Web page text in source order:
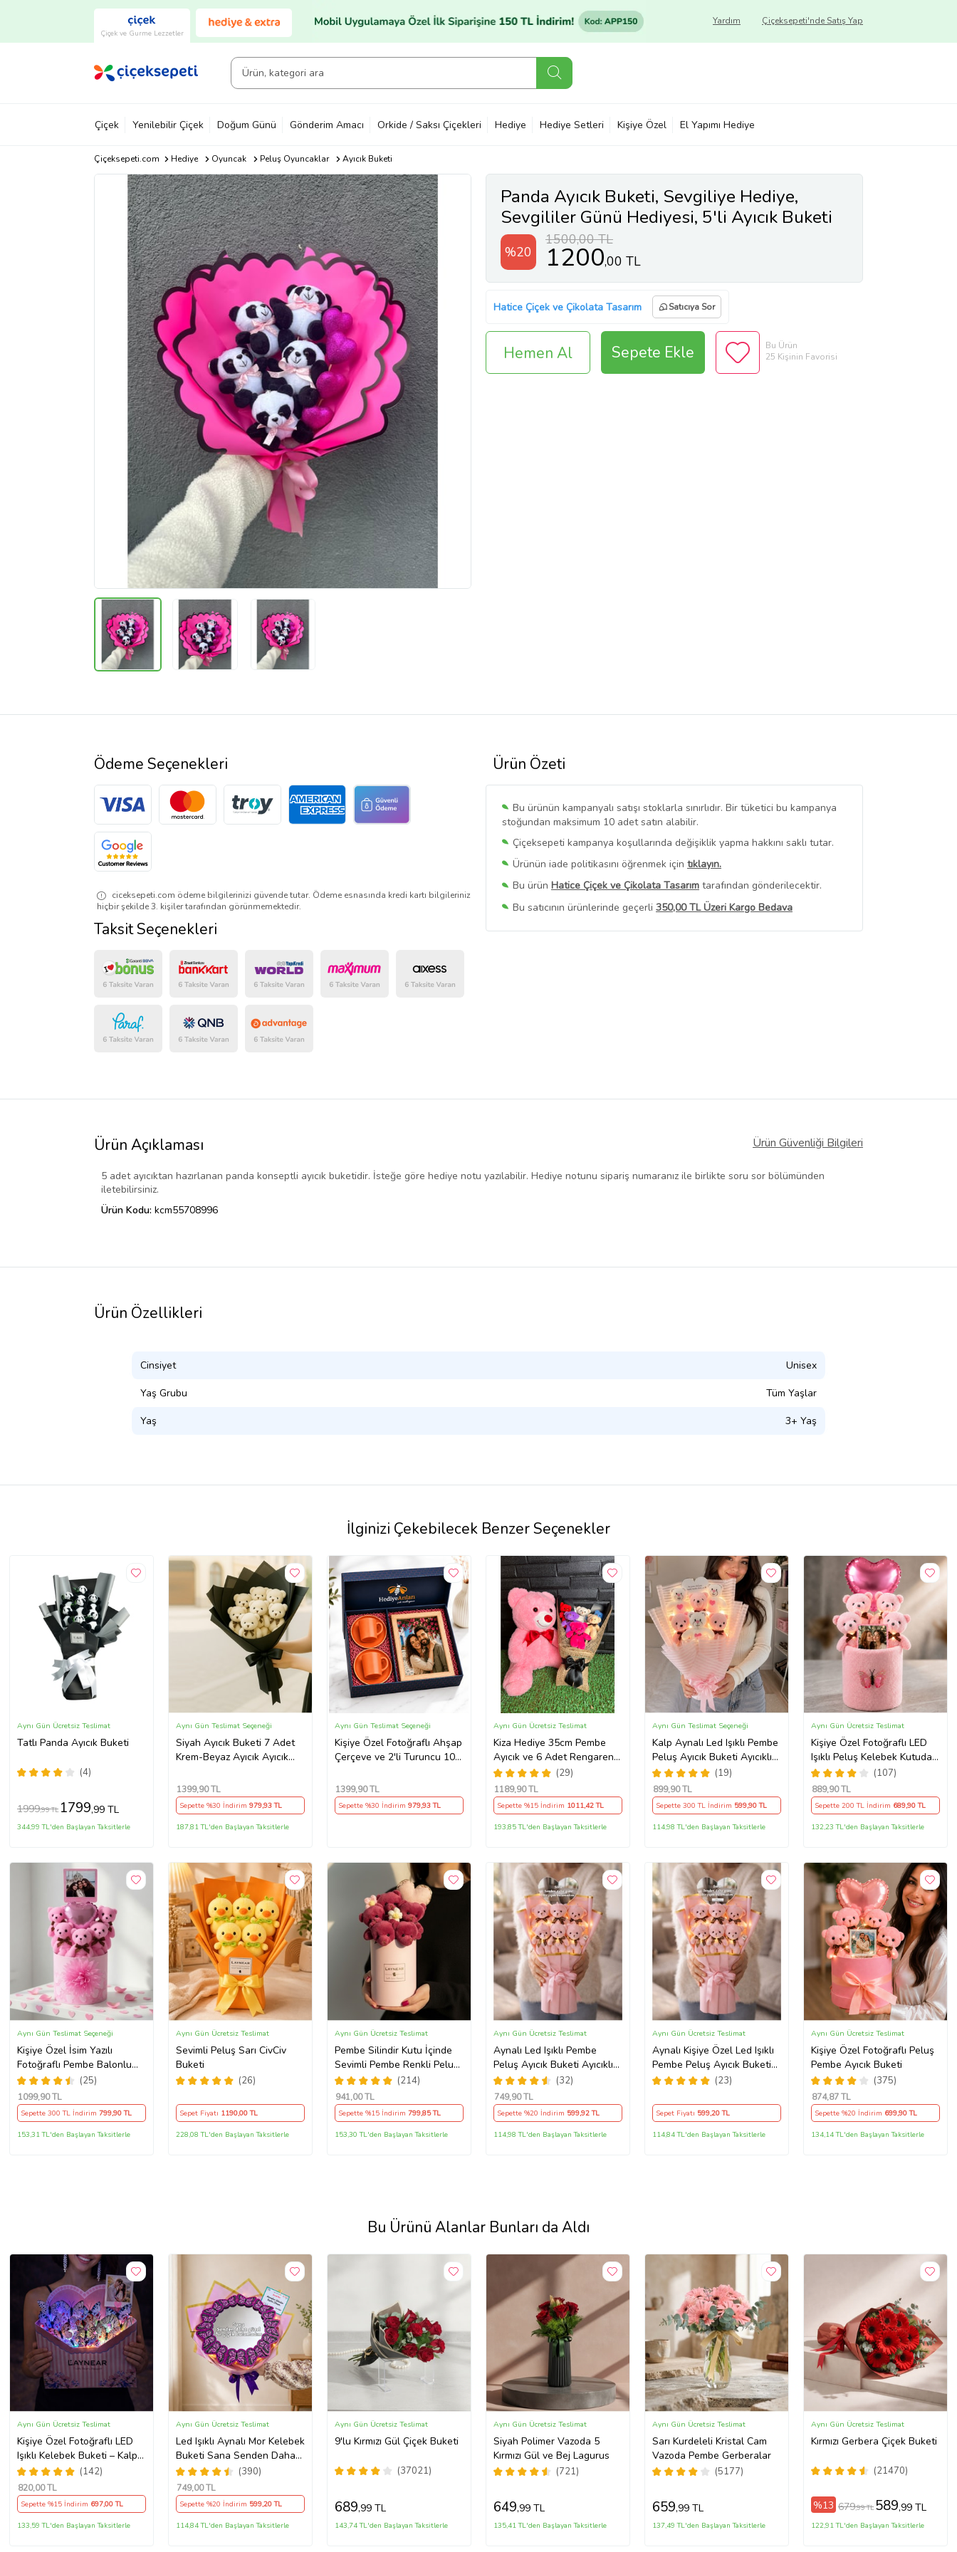
Çiçek ve Gurme Lezzetler
Çiçeksepeti'nde Satış Yap
Yardım
Çiçek Yenilebilir Çiçek Doğum Günü Gönderim Amacı Orkide / Saksı Çiçekleri Hediye Hediye Setleri Kişiye Özel El Yapımı Hediye
Çiçeksepeti.com Hediye Oyuncak Peluş Oyuncaklar Ayıcık Buketi
Panda Ayıcık Buketi, Sevgiliye Hediye,
Sevgililer Günü Hediyesi, 5'li Ayıcık Buketi
%20
1500,00 TL
1200,00 TL
Hatice Çiçek ve Çikolata Tasarım Satıcıya Sor
Hemen Al Sepete Ekle
Bu Ürün
25 Kişinin Favorisi
Ürün Özeti
Bu ürünün kampanyalı satışı stoklarla sınırlıdır. Bir tüketici bu kampanya
stoğundan maksimum 10 adet satın alabilir.
Çiçeksepeti kampanya koşullarında değişiklik yapma hakkını saklı tutar.
Ürünün iade politikasını öğrenmek için tıklayın.
Bu ürün Hatice Çiçek ve Çikolata Tasarım tarafından gönderilecektir.
Bu satıcının ürünlerinde geçerli 350,00 TL Üzeri Kargo Bedava
Bu SatıcınınTüm Ürünlerini Görüntüle
Ödeme Seçenekleri
ciceksepeti.com ödeme bilgilerinizi güvende tutar. Ödeme esnasında kredi kartı bilgileriniz
hiçbir şekilde 3. kişiler tarafından görünmemektedir.
Taksit Seçenekleri
Ürün Açıklaması Ürün Güvenliği Bilgileri
5 adet ayıcıktan hazırlanan panda konseptli ayıcık buketidir. İsteğe göre hediye notu yazılabilir. Hediye notunu sipariş numaranız ile birlikte soru sor bölümünden
iletebilirsiniz.
Ürün Kodu: kcm55708996
Ürün Özellikleri
Cinsiyet Unisex
Yaş Grubu Tüm Yaşlar
Yaş 3+ Yaş
İlginizi Çekebilecek Benzer Seçenekler
Tatlı Panda Ayıcık Buketi
(4)
Aynı Gün Ücretsiz Teslimat
1999,99 TL 1799,99 TL
344,99 TL'den Başlayan Taksitlerle
Siyah Ayıcık Buketi 7 Adet
Krem-Beyaz Ayıcık Ayıcık
Hediyelik Peluş Ayı Buketi
Romantik Sürpriz
Aynı Gün Teslimat Seçeneği
1399,90 TL
Sepette %30 İndirim 979,93 TL
187,81 TL'den Başlayan Taksitlerle
Kişiye Özel Fotoğraflı Ahşap
Çerçeve ve 2'li Turuncu 100
Hediye Seti
Aynı Gün Teslimat Seçeneği
1399,90 TL
Sepette %30 İndirim 979,93 TL
Kiza Hediye 35cm Pembe
Ayıcık ve 6 Adet Rengarenk
Ayıcıklı Ayıcık Buketi -
Sevgiliye Hediye - Yılbaşı
(29)
Aynı Gün Ücretsiz Teslimat
1189,90 TL
Sepette %15 İndirim 1011,42 TL
193,85 TL'den Başlayan Taksitlerle
Kalp Aynalı Led Işıklı Pembe
Peluş Ayıcık Buketi Ayıcıklı
Peluş Buket Çiçek Buketi
Arkadaşa Sevgiliye Hediye
(19)
Aynı Gün Teslimat Seçeneği
899,90 TL
Sepette 300 TL İndirim 599,90 TL
114,98 TL'den Başlayan Taksitlerle
Kişiye Özel Fotoğraflı LED
Işıklı Peluş Kelebek Kutuda
Balonlu Pembe Ayıcık Buketi
– Sevgiliye, Kıza, Arkadaşa
Hediye
(107)
Aynı Gün Ücretsiz Teslimat
889,90 TL
Sepette 200 TL İndirim 689,90 TL
132,23 TL'den Başlayan Taksitlerle
Kişiye Özel İsim Yazılı
Fotoğraflı Pembe Balonlu
Ayıcık Buketi Hediye
Kutusunda Arkadaşa
Sevgiliye Hediye
(25)
Aynı Gün Teslimat Seçeneği
1099,90 TL
Sepette 300 TL İndirim 799,90 TL
153,31 TL'den Başlayan Taksitlerle
Sevimli Peluş Sarı CivCiv
Buketi
(26)
Aynı Gün Ücretsiz Teslimat
Sepet Fiyatı 1190,00 TL
228,08 TL'den Başlayan Taksitlerle
Pembe Silindir Kutu İçinde
Sevimli Pembe Renkli Peluş
Ayıcıklar Kalp Yastık
(214)
Aynı Gün Ücretsiz Teslimat
941,00 TL
Sepette %15 İndirim 799,85 TL
153,30 TL'den Başlayan Taksitlerle
Aynalı Led Işıklı Pembe
Peluş Ayıcık Buketi Ayıcıklı
Peluş Buket
(32)
Aynı Gün Ücretsiz Teslimat
749,90 TL
Sepette %20 İndirim 599,92 TL
114,98 TL'den Başlayan Taksitlerle
Aynalı Kişiye Özel Led Işıklı
Pembe Peluş Ayıcık Buketi
Ayıcıklı Peluş Buket
(23)
Aynı Gün Ücretsiz Teslimat
Sepet Fiyatı 599,20 TL
114,84 TL'den Başlayan Taksitlerle
Kişiye Özel Fotoğraflı Peluş
Pembe Ayıcık Buketi
(375)
Aynı Gün Ücretsiz Teslimat
874,87 TL
Sepette %20 İndirim 699,90 TL
134,14 TL'den Başlayan Taksitlerle
Bu Ürünü Alanlar Bunları da Aldı
Kişiye Özel Fotoğraflı LED
Işıklı Kelebek Buketi – Kalpli
Zarf Tasarım (142)
Aynı Gün Ücretsiz Teslimat
820,00 TL
Sepette %15 İndirim 697,00 TL
133,59 TL'den Başlayan Taksitlerle
Led Işıklı Aynalı Mor Kelebek
Buketi Sana Senden Daha
Güzel Bir Çiçek Bulamadım
Ayna Buket Sevgiliye
Hediye
(390)
Aynı Gün Ücretsiz Teslimat
749,00 TL
Sepette %20 İndirim 599,20 TL
114,84 TL'den Başlayan Taksitlerle
9'lu Kırmızı Gül Çiçek Buketi
(37021)
Aynı Gün Ücretsiz Teslimat
689,99 TL
143,74 TL'den Başlayan Taksitlerle
Siyah Polimer Vazoda 5
Kırmızı Gül ve Bej Lagurus
(721)
Aynı Gün Ücretsiz Teslimat
649,99 TL
135,41 TL'den Başlayan Taksitlerle
Sarı Kurdeleli Kristal Cam
Vazoda Pembe Gerberalar
(5177)
Aynı Gün Ücretsiz Teslimat
659,99 TL
137,49 TL'den Başlayan Taksitlerle
Kırmızı Gerbera Çiçek Buketi
(21470)
Aynı Gün Ücretsiz Teslimat
%13 679,99 TL 589,99 TL
122,91 TL'den Başlayan Taksitlerle